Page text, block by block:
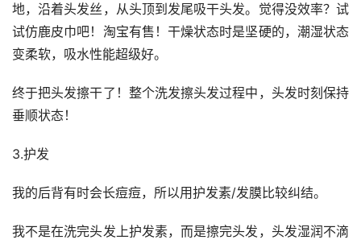
地，沿着头发丝，从头顶到发尾吸干头发。觉得没效率？试
试仿鹿皮巾吧！淘宝有售！干燥状态时是坚硬的，潮湿状态
变柔软，吸水性能超级好。
终于把头发擦干了！整个洗发擦头发过程中，头发时刻保持
垂顺状态！
3.护发
我的后背有时会长痘痘，所以用护发素/发膜比较纠结。
我不是在洗完头发上护发素，而是擦完头发，头发湿润不滴